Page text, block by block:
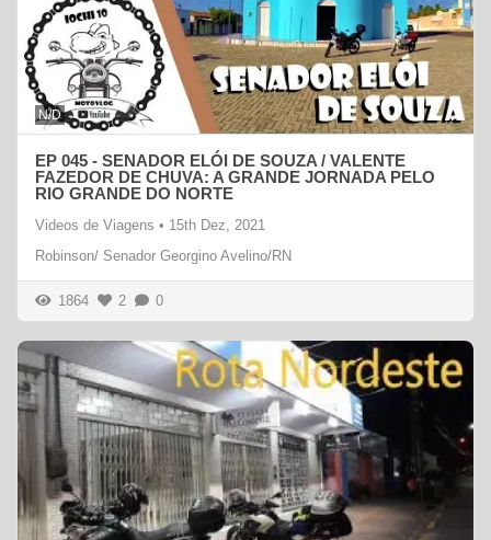
N/D
EP 045 - SENADOR ELÓI DE SOUZA / VALENTE
FAZEDOR DE CHUVA: A GRANDE JORNADA PELO
RIO GRANDE DO NORTE
Videos de Viagens • 15th Dez, 2021
Robinson/ Senador Georgino Avelino/RN
1864 2 0